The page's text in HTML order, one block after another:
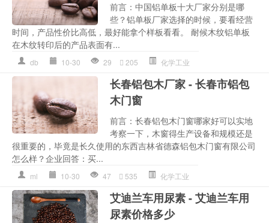
前言：中国铝单板十大厂家分别是哪
些？铝单板厂家选择的时候，要看经营
时间，产品性价比高低，最好能拿个样板看看。 耐候木纹铝单板
在木纹转印后的产品表面有...
db 10-30 29 205 化学工业
长春铝包木厂家 - 长春市铝包
木门窗
前言：长春铝包木门窗哪家好可以实地
考察一下，木窗得生产设备和规模还是
很重要的，毕竟是长久使用的东西吉林省德森铝包木门窗有限公司
怎么样？企业回答：买...
ml 10-30 47 535 化学工业
艾迪兰车用尿素 - 艾迪兰车用
尿素价格多少